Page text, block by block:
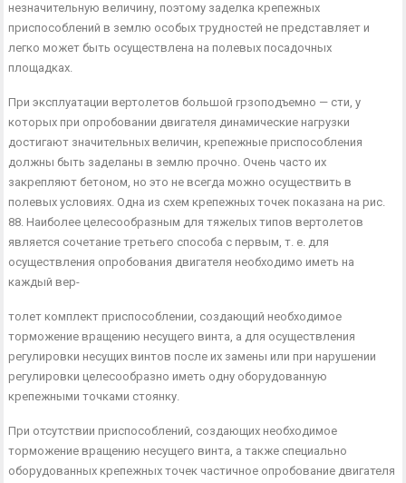
незначительную величину, поэтому заделка крепежных
приспособлений в землю особых труд­ностей не представляет и
легко может быть осуществлена на полевых посадочных
площадках.
При эксплуатации вертолетов большой грзоподъемно — сти, у
которых при опробовании двигателя динамические нагрузки
достигают значительных величин, крепежные при­способления
должны быть заделаны в землю прочно. Очень часто их
закрепляют бетоном, но это не всегда можно осуществить в
полевых условиях. Одна из схем крепежных точек показана на рис.
88. Наиболее целесооб­разным для тяжелых типов вертолетов
является сочета­ние третьего способа с первым, т. е. для
осуществления опробования двигателя необходимо иметь на
каждый вер-
толет комплект приспособлении, создающий необходимое
торможение вращению несущего винта, а для осуществле­ния
регулировки несущих винтов после их замены или при нарушении
регулировки целесообразно иметь одну обору­дованную
крепежными точками стоянку.
При отсутствии приспособлений, создающих необходи­мое
торможение вращению несущего винта, а также спе­циально
оборудованных крепежных точек частичное опро­бование двигателя